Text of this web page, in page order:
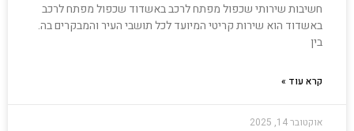
חשיבות שירותי שכפול מפתח לרכב באשדוד שכפול מפתח לרכב
באשדוד הוא שירות קריטי המיועד לכל תושבי העיר והמבקרים בה.
בין
קרא עוד »
אוקטובר 14, 2025